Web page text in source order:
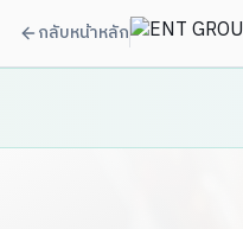
กลับหน้าหลัก